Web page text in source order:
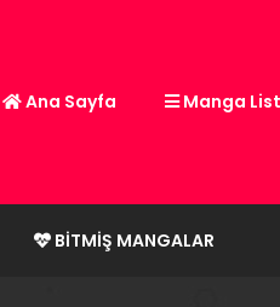
Ana Sayfa Manga
BITMIŞ MANGALAR